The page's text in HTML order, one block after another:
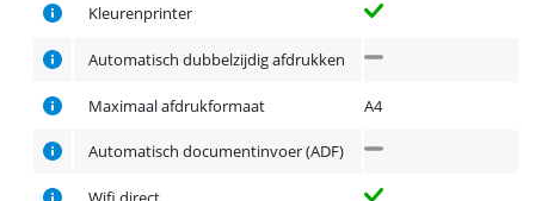
Kleurenprinter
Automatisch dubbelzijdig afdrukken
Maximaal afdrukformaat A4
Automatisch documentinvoer (ADF)